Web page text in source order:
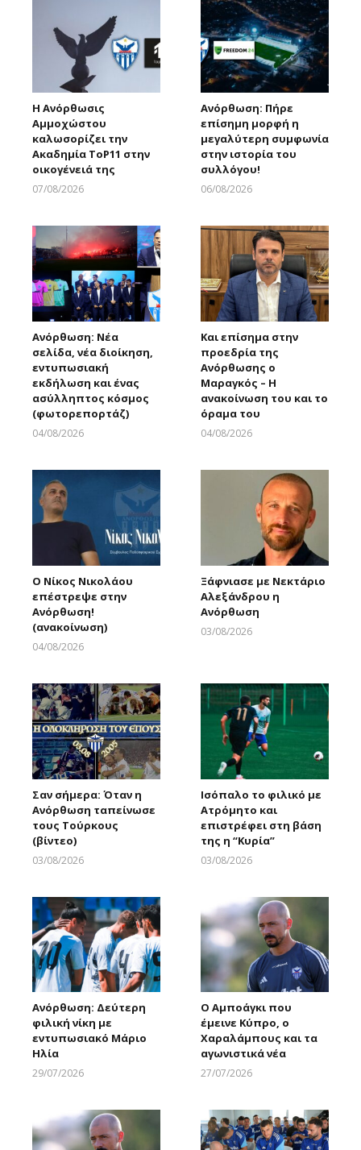
Η Ανόρθωσις
Αμμοχώστου
καλωσορίζει την
Ακαδημία ToP11 στην
οικογένειά της
07/08/2026
Ανόρθωση: Πήρε
επίσημη μορφή η
μεγαλύτερη συμφωνία
στην ιστορία του
συλλόγου!
06/08/2026
Ανόρθωση: Νέα
σελίδα, νέα διοίκηση,
εντυπωσιακή
εκδήλωση και ένας
ασύλληπτος κόσμος
(φωτορεπορτάζ)
04/08/2026
Και επίσημα στην
προεδρία της
Ανόρθωσης ο
Μαραγκός – Η
ανακοίνωση του και το
όραμα του
04/08/2026
Ο Νίκος Νικολάου
επέστρεψε στην
Ανόρθωση!
(ανακοίνωση)
04/08/2026
Ξάφνιασε με Νεκτάριο
Αλεξάνδρου η
Ανόρθωση
03/08/2026
Σαν σήμερα: Όταν η
Ανόρθωση ταπείνωσε
τους Τούρκους
(βίντεο)
03/08/2026
Ισόπαλο το φιλικό με
Ατρόμητο και
επιστρέφει στη βάση
της η “Κυρία”
03/08/2026
Ανόρθωση: Δεύτερη
φιλική νίκη με
εντυπωσιακό Μάριο
Ηλία
29/07/2026
Ο Αμποάγκι που
έμεινε Κύπρο, ο
Χαραλάμπους και τα
αγωνιστικά νέα
27/07/2026